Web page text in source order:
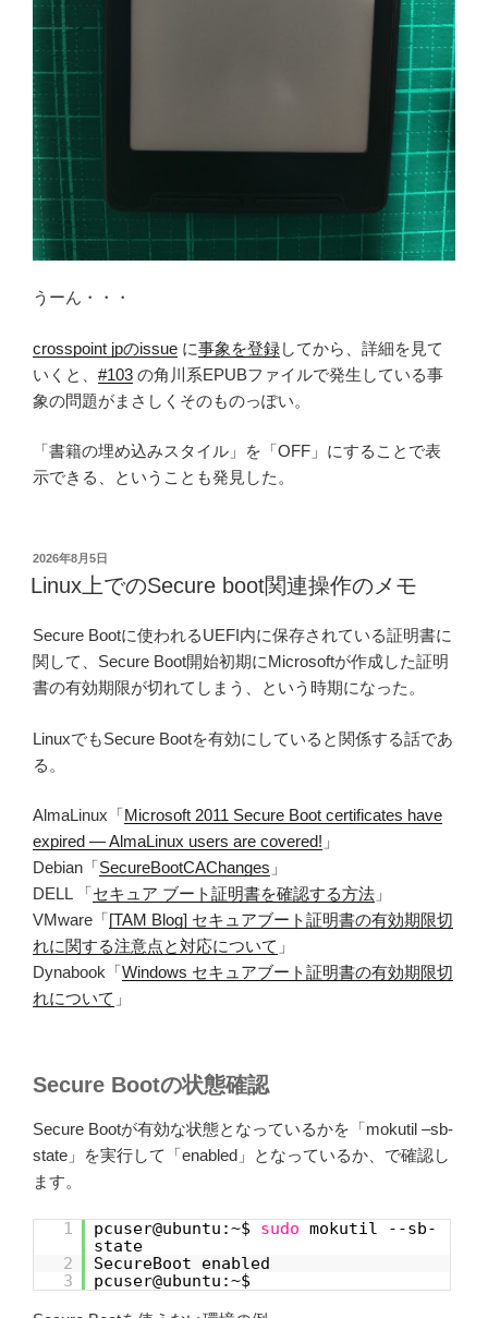
うーん・・・
crosspoint jpのissue に事象を登録してから、詳細を見て
いくと、 #103 の角川系EPUBファイルで発生している事
象の問題がまさしくそのものっぽい。
「書籍の埋め込みスタイル」を「OFF」にすることで表
示できる、ということも発見した。
投
稿
日:
2026年8月5日
Linux上でのSecure boot関連操作のメモ
Secure Bootに使われるUEFI内に保存されている証明書に
関して、Secure Boot開始初期にMicrosoftが作成した証明
書の有効期限が切れてしまう、という時期になった。
LinuxでもSecure Bootを有効にしていると関係する話であ
る。
AlmaLinux「Microsoft 2011 Secure Boot certificates have
expired — AlmaLinux users are covered! 」
Debian「SecureBootCAChanges 」
DELL 「セキュア ブート証明書を確認する方法 」
VMware「[TAM Blog] セキュアブート証明書の有効期限切
れに関する注意点と対応について 」
Dynabook「Windows セキュアブート証明書の有効期限切
れについて 」
Secure Bootの状態確認
Secure Bootが有効な状態となっているかを「mokutil –sb-
state」を実行して「enabled」となっているか、で確認し
ます。
1 pcuser@ubuntu:~$ sudo mokutil --sb-
state
2
SecureBoot enabled
3
pcuser@ubuntu:~$